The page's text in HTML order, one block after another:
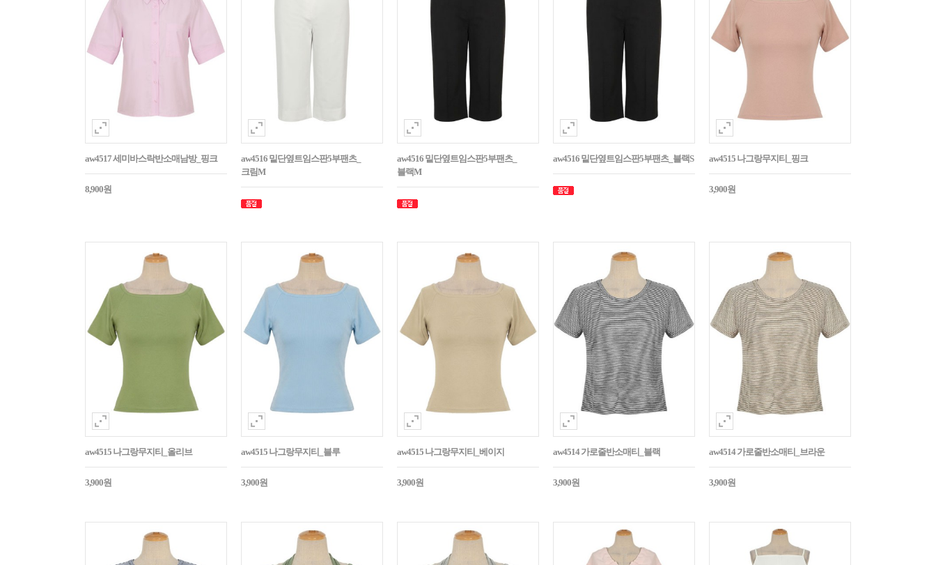
aw4517 세미바스락반소매남방_핑크
8,900원
aw4516 밑단옆트임스판5부팬츠_
크림M
aw4516 밑단옆트임스판5부팬츠_
블랙M
aw4516 밑단옆트임스판5부팬츠_블랙S aw4515 나그랑무지티_핑크
3,900원
aw4515 나그랑무지티_올리브
3,900원
aw4515 나그랑무지티_블루
3,900원
aw4515 나그랑무지티_베이지
3,900원
aw4514 가로줄반소매티_블랙
3,900원
aw4514 가로줄반소매티_브라운
3,900원